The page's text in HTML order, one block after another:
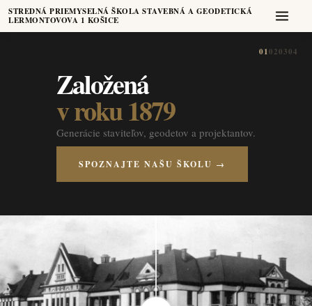
STREDNÁ PRIEMYSELNÁ ŠKOLA STAVEBNÁ A GEODETICKÁ
LERMONTOVOVA 1 KOŠICE
01020304
Založená
v roku 1879
Generácie staviteľov, geodetov a projektantov.
SPOZNAJTE NAŠU ŠKOLU →